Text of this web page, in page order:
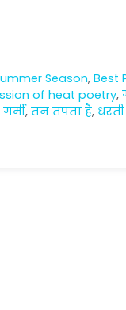
Season,Best
of heat poetry,
, तन तपता है,